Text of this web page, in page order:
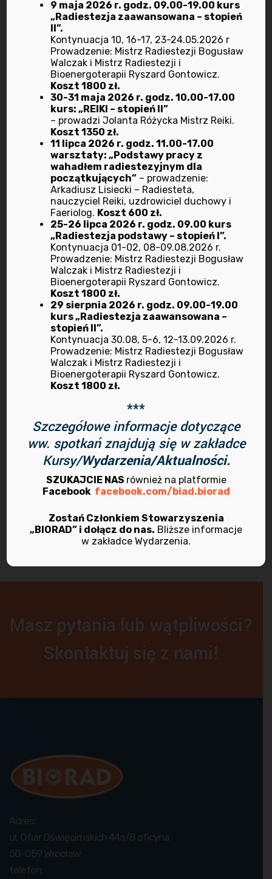
wrzesień 2022
lipiec 2022
czerwiec 2022
maj 2022
kwiecień 2022
marzec 2022
luty 2022
styczeń 2022
grudzień 2021
listopad 2021
październik 2021
sierpień 2021
maj 2021
marzec 2021
listopad 2020
maj 2020
Masz pytania lub wątpliwości?
Skontaktuj się z nami!
Adres:
ul. Ofiar Oświęcimskich 44a/8 oficyna
50-059 Wrocław
telefon:
9 maja 2026 r. godz. 09.00-19.00 kurs
„Radiestezja zaawansowana – stopień
II”.
Kontynuacja 10, 16-17, 23-24.05.2026 r
Prowadzenie: Mistrz Radiestezji Bogusław
Walczak i Mistrz Radiestezji i
Bioenergoterapii Ryszard Gontowicz.
Koszt 1800 zł.
30-31 maja 2026 r. godz. 10.00-17.00
kurs: „REIKI – stopień II”
– prowadzi Jolanta Różycka Mistrz Reiki.
Koszt 1350 zł.
11 lipca 2026 r. godz. 11.00-17.00
warsztaty: „Podstawy pracy z
wahadłem radiestezyjnym dla
początkujących” – prowadzenie:
Arkadiusz Lisiecki – Radiesteta,
nauczyciel Reiki, uzdrowiciel duchowy i
Faeriolog. Koszt 600 zł.
25-26 lipca 2026 r. godz. 09.00 kurs
„Radiestezja podstawy – stopień I”.
Kontynuacja 01-02, 08-09.08.2026 r.
Prowadzenie: Mistrz Radiestezji Bogusław
Walczak i Mistrz Radiestezji i
Bioenergoterapii Ryszard Gontowicz.
Koszt 1800 zł.
29 sierpnia 2026 r. godz. 09.00-19.00
kurs „Radiestezja zaawansowana –
stopień II”.
Kontynuacja 30.08, 5-6, 12-13.09.2026 r.
Prowadzenie: Mistrz Radiestezji Bogusław
Walczak i Mistrz Radiestezji i
Bioenergoterapii Ryszard Gontowicz.
Koszt 1800 zł.
***
Szczegółowe informacje dotyczące
ww. spotkań znajdują się w zakładce
Kursy/Wydarzenia/Aktualności.
SZUKAJCIE NAS również na platformie
Facebook facebook.com/biad.biorad
Zostań Członkiem Stowarzyszenia
„BIORAD” i dołącz do nas. Bliższe informacje
w zakładce Wydarzenia.